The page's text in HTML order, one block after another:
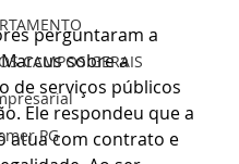
CAMPOS GERAIS
PG
perguntaram a
sobre a
de serviços públicos
Ele respondeu que a
atua com contrato e